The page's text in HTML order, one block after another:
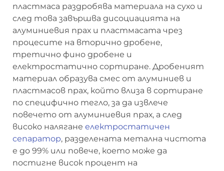
пластмаса раздробява материала на сухо и
след това завършва дисоциацията на
алуминиевия прах и пластмасата чрез
процесите на вторично дробене,
третично фино дробене и
електростатично сортиране. Дробеният
материал образува смес от алуминиев и
пластмасов прах, който влиза в сортиране
по специфично тегло, за да извлече
повечето от алуминиевия прах, а след
високо налягане електростатичен
сепаратор, разделената метална чистота
е до 99% или повече, което може да
постигне висок процент на